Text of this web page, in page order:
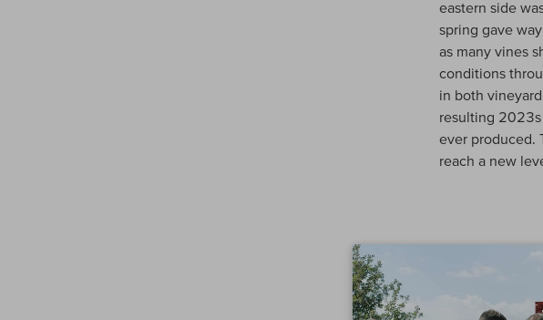
eastern side
spring gave
as many vines
conditions
in both
resulting 2023s
ever produced.
reach a new